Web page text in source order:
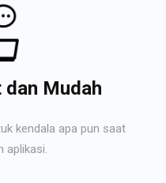
dan Mudah
kendala apa pun saat
aplikasi.